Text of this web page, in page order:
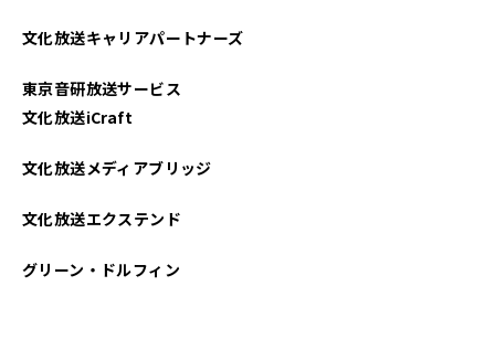
文化放送キャリアパートナーズ
東京音研放送サービス
文化放送iCraft
文化放送メディアブリッジ
文化放送エクステンド
グリーン・ドルフィン